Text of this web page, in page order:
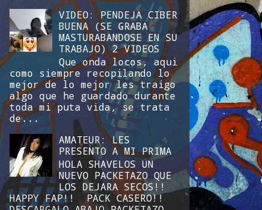
VIDEO: PENDEJA CIBER
BUENA (SE GRABA
MASTURABANDOSE EN SU
TRABAJO) 2 VIDEOS
Que onda locos, aqui
como siempre recopilando lo
mejor de lo mejor les traigo
algo que he guardado durante
toda mi puta vida, se trata
de...
AMATEUR: LES
PRESENTO A MI PRIMA
HOLA SHAVELOS UN
NUEVO PACKETAZO QUE
LOS DEJARA SECOS!!
HAPPY FAP!! PACK CASERO!!